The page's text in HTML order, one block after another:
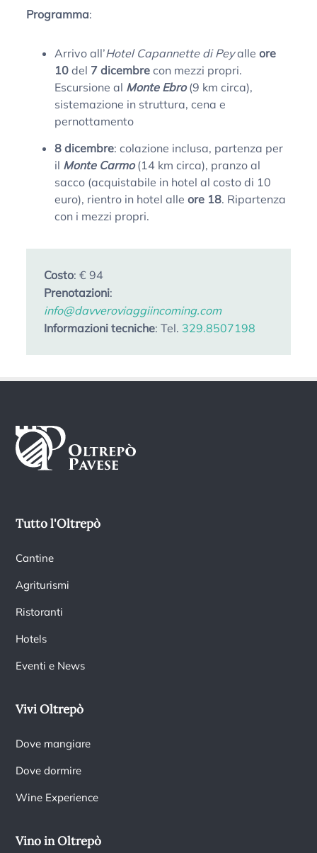
Programma:
Arrivo all’Hotel Capannette di Peyalleore
10 del 7 dicembre con mezzi propri.
Escursione al Monte Ebro(9 km circa),
sistemazione in struttura, cena e
pernottamento
8 dicembre: colazione inclusa, partenza per
il Monte Carmo(14 km circa), pranzo al
sacco (acquistabile in hotel al costo di 10
euro), rientro in hotel alleore 18. Ripartenza
con i mezzi propri.
Costo: € 94
Prenotazioni:
info@davveroviaggiincoming.com
Informazioni tecniche: Tel. 329.8507198
Tutto l'Oltrepò
Cantine
Agriturismi
Ristoranti
Hotels
Eventi e News
Vivi Oltrepò
Dove mangiare
Dove dormire
Wine Experience
Vino in Oltrepò